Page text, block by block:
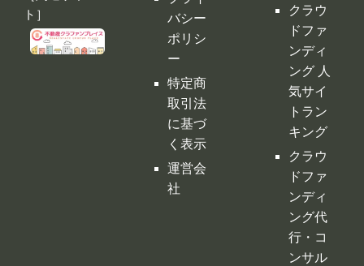
く表示
運営会
社
クラウ
ドファ
ンディ
ング代
行・コ
ンサル
クラフ
ァンサ
イトの
デメリ
ット
クラウ